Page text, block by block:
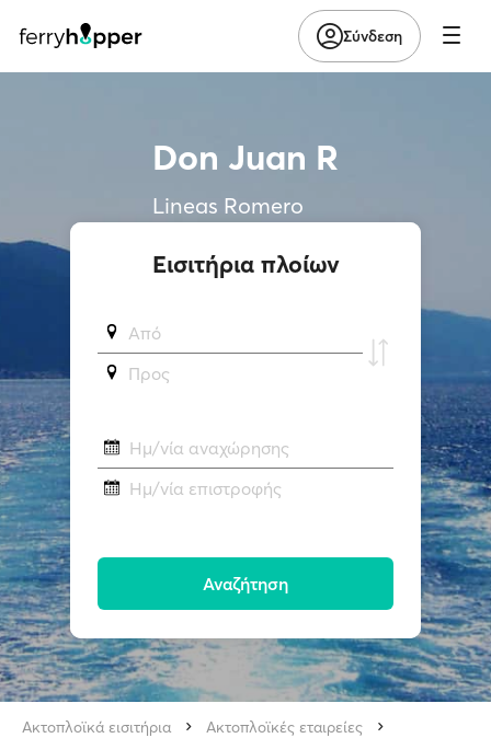
Σύνδεση
Don Juan R
Lineas Romero
Εισιτήρια πλοίων
Από
Προς
Ημ/νία αναχώρησης
Ημ/νία επιστροφής
Αναζήτηση
Ακτοπλοϊκά εισιτήρια
Ακτοπλοϊκές εταιρείες